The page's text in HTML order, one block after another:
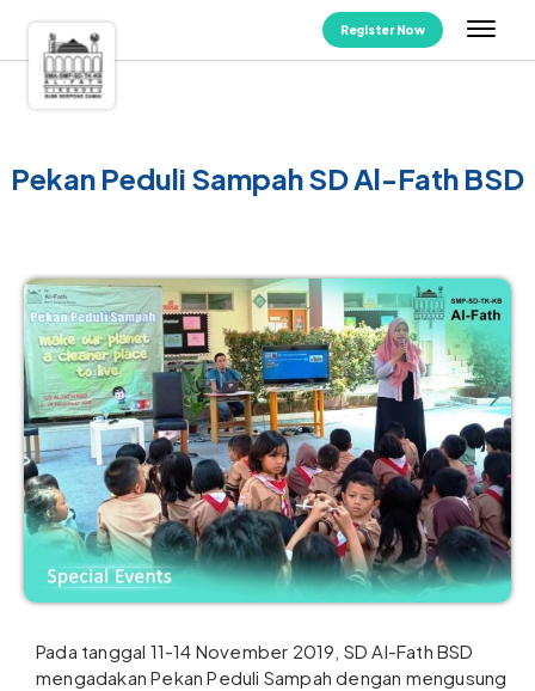
Register Now
Pekan Peduli Sampah SD Al-Fath BSD
Pada tanggal 11-14 November 2019, SD Al-Fath BSD
mengadakan Pekan Peduli Sampah dengan mengusung